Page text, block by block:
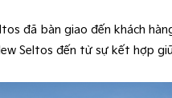
đã bàn giao đến khách
Seltos đến từ sự kết hợp